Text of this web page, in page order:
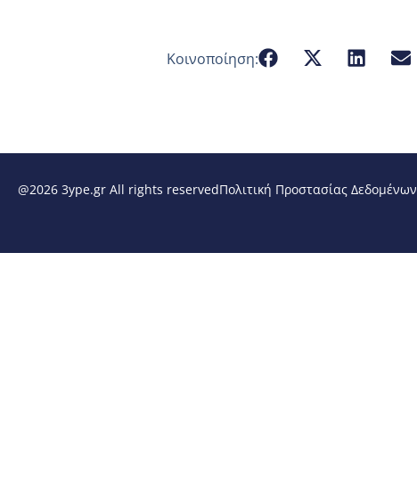
Κοινοποίηση:
@2026 3ype.gr All rights reservedΠολιτική Προστασίας Δεδομένων